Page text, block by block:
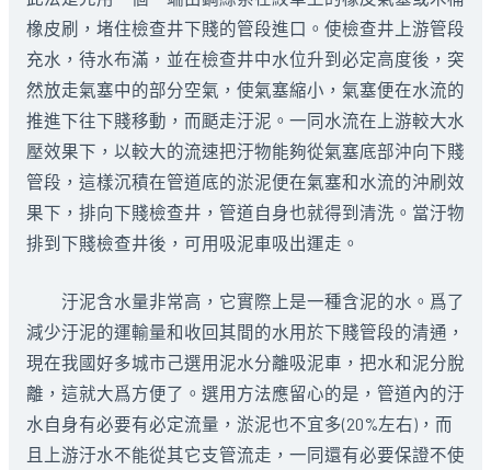
橡皮刷，堵住檢查井下賤的管段進口。使檢查井上游管段
充水，待水布滿，並在檢查井中水位升到必定高度後，突
然放走氣塞中的部分空氣，使氣塞縮小，氣塞便在水流的
推進下往下賤移動，而颳走汙泥。一同水流在上游較大水
壓效果下，以較大的流速把汙物能夠從氣塞底部沖向下賤
管段，這樣沉積在管道底的淤泥便在氣塞和水流的沖刷效
果下，排向下賤檢查井，管道自身也就得到清洗。當汙物
排到下賤檢查井後，可用吸泥車吸出運走。
汙泥含水量非常高，它實際上是一種含泥的水。爲了
減少汙泥的運輸量和收回其間的水用於下賤管段的清通，
現在我國好多城市己選用泥水分離吸泥車，把水和泥分脫
離，這就大爲方便了。選用方法應留心的是，管道內的汙
水自身有必要有必定流量，淤泥也不宜多(20%左右)，而
且上游汙水不能從其它支管流走，一同還有必要保證不使